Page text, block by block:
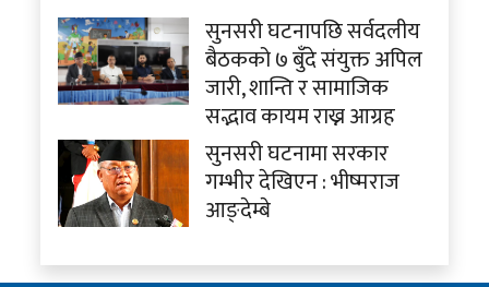
सुनसरी घटनापछि सर्वदलीय
बैठकको ७ बुँदे संयुक्त अपिल
जारी, शान्ति र सामाजिक
सद्भाव कायम राख्न आग्रह
सुनसरी घटनामा सरकार
गम्भीर देखिएन : भीष्मराज
आङ्देम्बे